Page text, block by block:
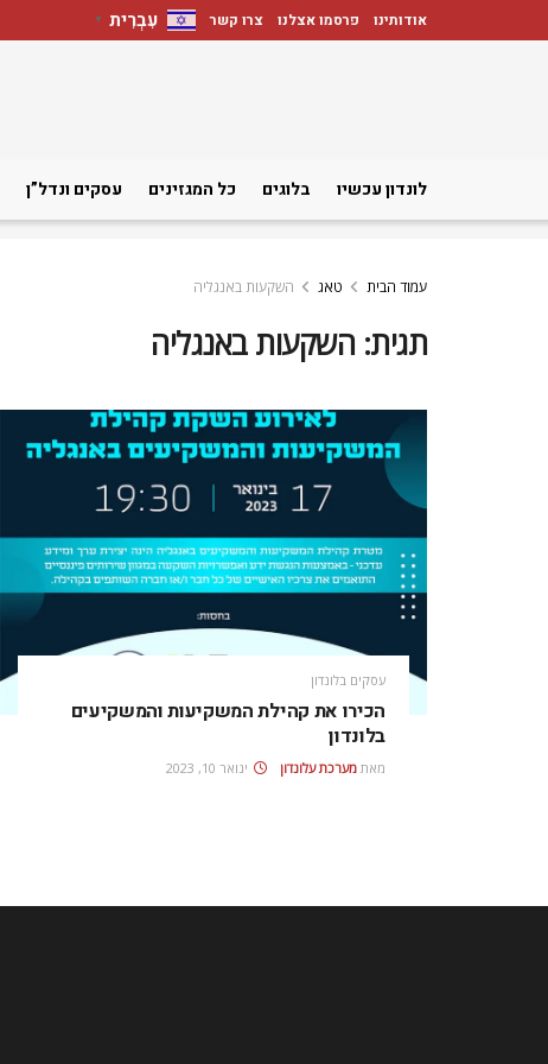
אודותינו פרסמו אצלנו צרו קשר עִבְרִית ▼
לונדון עכשיו בלוגים כל המגזינים עסקים ונדל”ן
עמוד הבית טאג השקעות באנגליה
תגית: השקעות באנגליה
עסקים בלונדון
הכירו את קהילת המשקיעות והמשקיעים
בלונדון
מאת מערכת עלונדון ינואר 10, 2023